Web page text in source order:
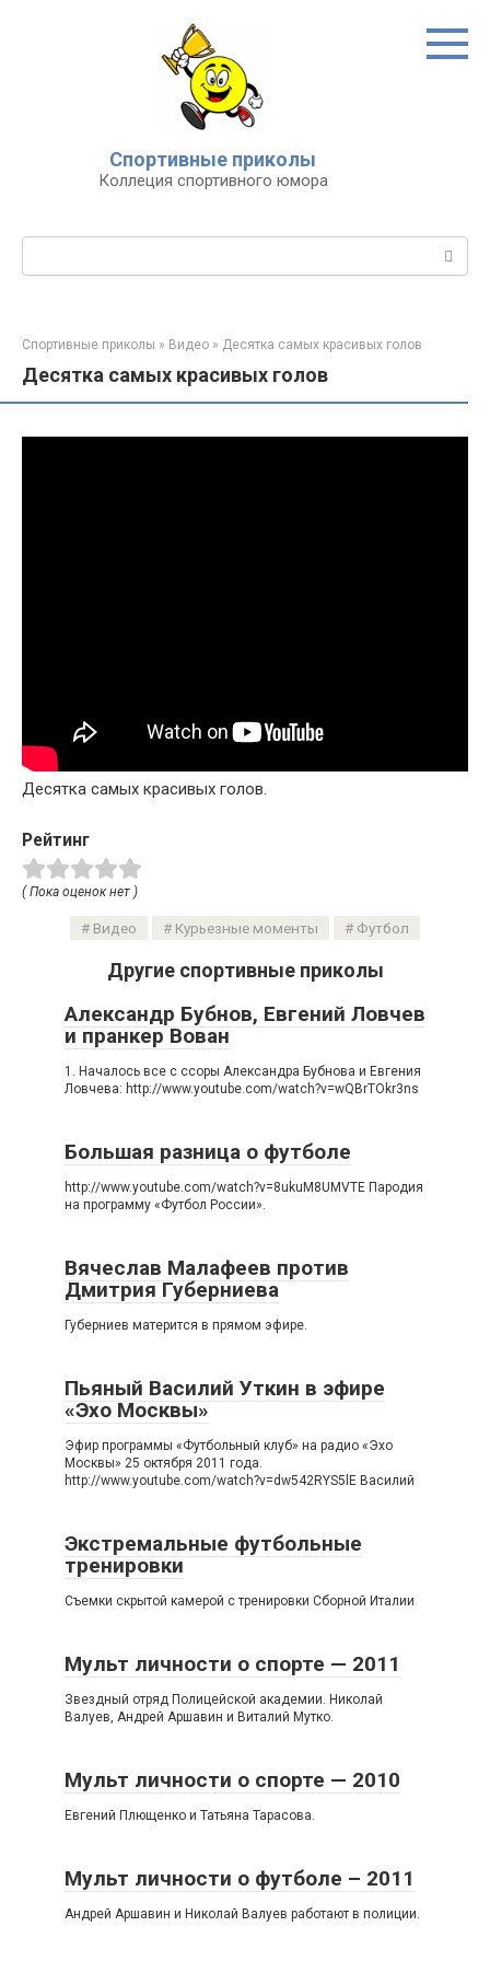
Спортивные приколы
Коллеция спортивного юмора
Спортивные приколы » Видео » Десятка самых красивых голов
Десятка самых красивых голов
Десятка самых красивых голов.
Рейтинг
( Пока оценок нет )
Видео Курьезные моменты Футбол
Другие спортивные приколы
Александр Бубнов, Евгений Ловчев
и пранкер Вован
1. Началось все с ссоры Александра Бубнова и Евгения
Ловчева: http://www.youtube.com/watch?v=wQBrTOkr3ns
Большая разница о футболе
http://www.youtube.com/watch?v=8ukuM8UMVTE Пародия
на программу «Футбол России».
Вячеслав Малафеев против
Дмитрия Губерниева
Губерниев матерится в прямом эфире.
Пьяный Василий Уткин в эфире
«Эхо Москвы»
Эфир программы «Футбольный клуб» на радио «Эхо
Москвы» 25 октября 2011 года.
http://www.youtube.com/watch?v=dw542RYS5lE Василий
Экстремальные футбольные
тренировки
Съемки скрытой камерой с тренировки Сборной Италии
Мульт личности о спорте — 2011
Звездный отряд Полицейской академии. Николай
Валуев, Андрей Аршавин и Виталий Мутко.
Мульт личности о спорте — 2010
Евгений Плющенко и Татьяна Тарасова.
Мульт личности о футболе – 2011
Андрей Аршавин и Николай Валуев работают в полиции.